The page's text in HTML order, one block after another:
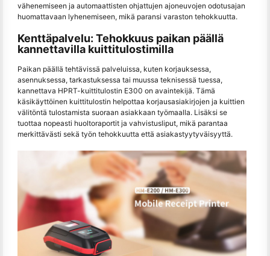
vähenemiseen ja automaattisten ohjattujen ajoneuvojen odotusajan
huomattavaan lyhenemiseen, mikä paransi varaston tehokkuutta.
Kenttäpalvelu: Tehokkuus paikan päällä
kannettavilla kuittitulostimilla
Paikan päällä tehtävissä palveluissa, kuten korjauksessa,
asennuksessa, tarkastuksessa tai muussa teknisessä tuessa,
kannettava HPRT-kuittitulostin E300 on avaintekijä. Tämä
käsikäyttöinen kuittitulostin helpottaa korjausasiakirjojen ja kuittien
välitöntä tulostamista suoraan asiakkaan työmaalla. Lisäksi se
tuottaa nopeasti huoltoraportit ja vahvistusliput, mikä parantaa
merkittävästi sekä työn tehokkuutta että asiakastyytyväisyyttä.